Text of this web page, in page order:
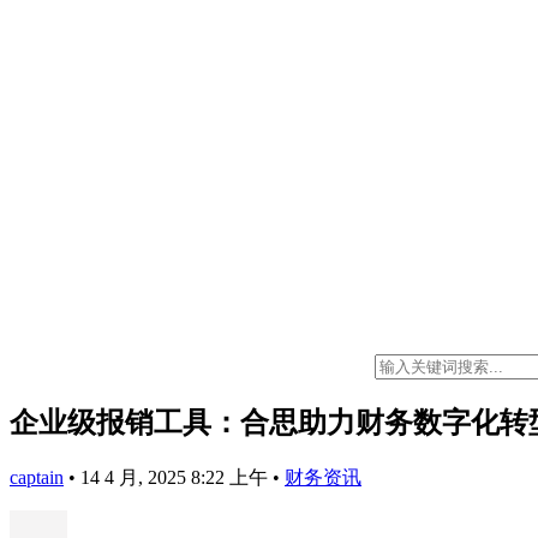
企业级报销工具：合思助力财务数字化转
captain • 14 4 月, 2025 8:22 上午 • 财务资讯